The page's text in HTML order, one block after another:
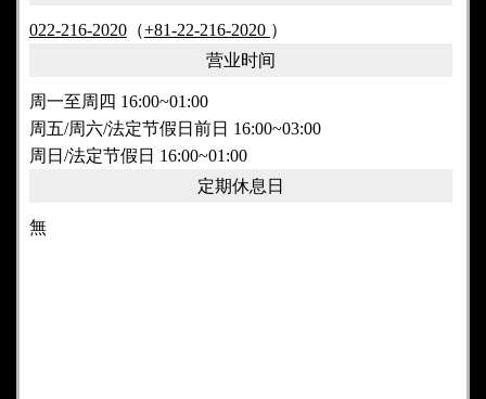
022-216-2020（+81-22-216-2020 ）
营业时间
周一至周四 16:00~01:00
周五/周六/法定节假日前日 16:00~03:00
周日/法定节假日 16:00~01:00
定期休息日
無